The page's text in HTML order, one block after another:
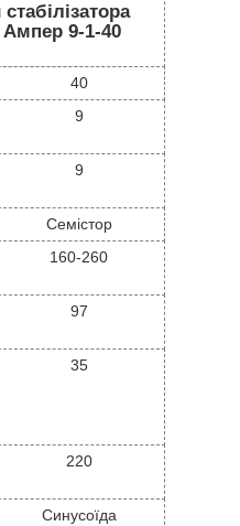
Ампер 9-1-40
40
9
9
Семістор
160-260
97
35
220
Синусоїда